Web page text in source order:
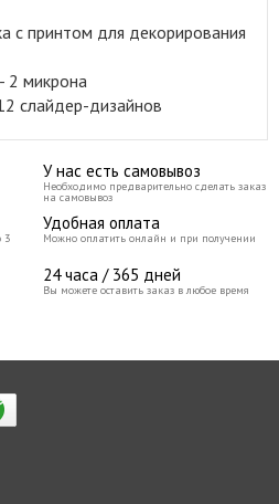
с принтом для декорирования
2 микрона
слайдер-дизайнов
У нас есть самовывоз
Необходимо предварительно сделать заказ
на самовывоз
3
Удобная оплата
Можно оплатить онлайн и при получении
24 часа / 365 дней
Вы можете оставить заказ в любое время